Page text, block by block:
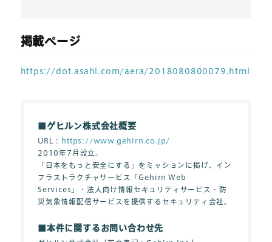
掲載ページ
https://dot.asahi.com/aera/2018080800079.html
■ゲヒルン株式会社概要
URL：
https://www.gehirn.co.jp/
2010年7月設立。
「日本をもっと安全にする」をミッションに掲げ、イン
フラストラクチャサービス「Gehirn Web
Services」・法人向け情報セキュリティサービス・防
災気象情報配信サービスを提供するセキュリティ会社。
■本件に関するお問い合わせ先